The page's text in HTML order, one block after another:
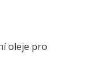
oleje pro